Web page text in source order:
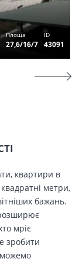
Площа
27,6/16/7
ID
43091
квартири в
метри,
бажань.
мріє
зробити